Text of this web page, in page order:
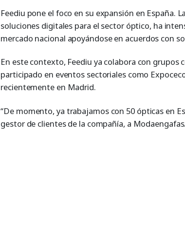
Feediu pone el foco en su expansión en España.
soluciones digitales para el sector óptico, ha
mercado nacional apoyándose en acuerdos con
En este contexto, Feediu ya colabora con grupos
participado en eventos sectoriales como
recientemente en Madrid.
“De momento, ya trabajamos con 50 ópticas en
gestor de clientes de la compañía, a